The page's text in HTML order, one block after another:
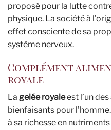
proposé pour la lutte
physique. La société à
effet consciente de sa
système nerveux.
Complément
royale
La gelée royaleest l’un
bienfaisants pour
à sa richesse en